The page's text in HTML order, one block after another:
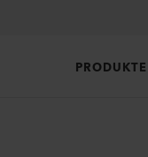
PRODUKTE